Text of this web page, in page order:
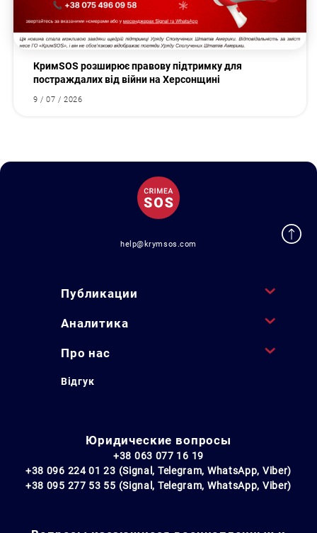
КримSOS розширює правову підтримку для
постраждалих від війни на Херсонщині
9 / 07 / 2026
help@krymsos.com
Публикации
Аналитика
Про нас
Відгук
Юридические вопросы
+38 063 077 16 19
+38 096 224 01 23 (Signal, Telegram, WhatsApp, Viber)
+38 095 277 53 55 (Signal, Telegram, WhatsApp, Viber)